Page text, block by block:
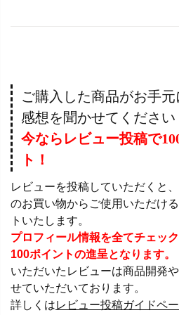
ご購入した商品がお手
感想を聞かせてください
今ならレビュー投稿で
ト！
レビューを投稿していただくと
のお買い物からご使用いただけ
トいたします。
プロフィール情報を全てチェッ
100ポイントの進呈となります。
いただいたレビューは商品開発
せていただいております。
詳しくはレビュー投稿ガイドペ